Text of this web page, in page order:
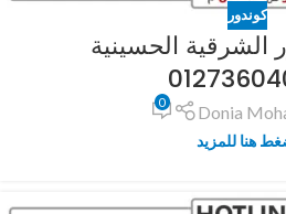
كوندور
الشرقية الحسينية
Donia
0
هنا للمزيد